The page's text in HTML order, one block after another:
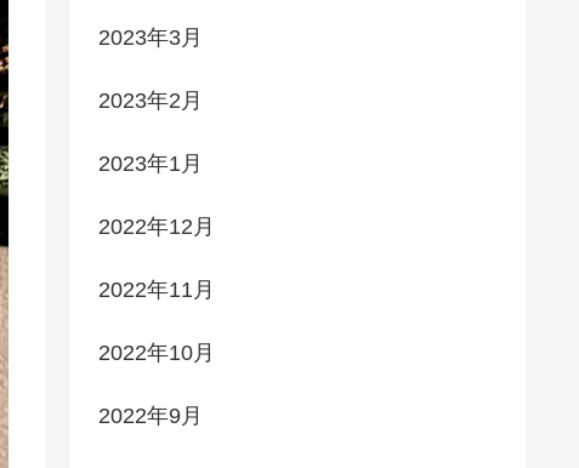
2023年3月
2023年2月
2023年1月
2022年12月
2022年11月
2022年10月
2022年9月